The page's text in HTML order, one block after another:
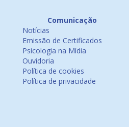
Comunicação
Notícias
Emissão de Certificados
Psicologia na Mídia
Ouvidoria
Política de cookies
Política de privacidade